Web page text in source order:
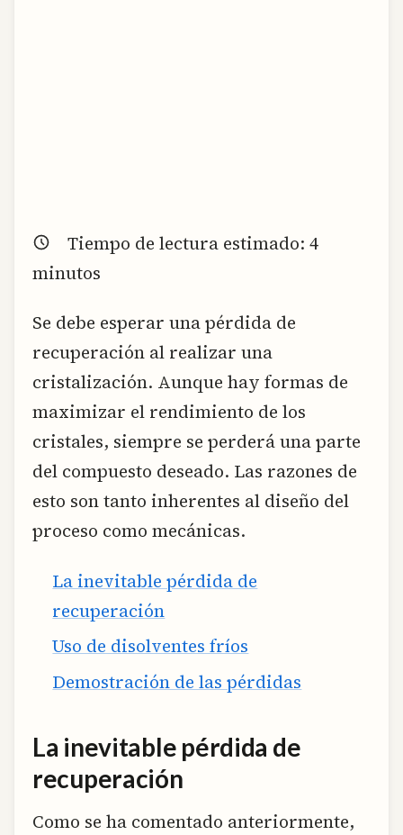
Tiempo de lectura estimado: 4
minutos
Se debe esperar una pérdida de
recuperación al realizar una
cristalización. Aunque hay formas de
maximizar el rendimiento de los
cristales, siempre se perderá una parte
del compuesto deseado. Las razones de
esto son tanto inherentes al diseño del
proceso como mecánicas.
La inevitable pérdida de
recuperación
Uso de disolventes fríos
Demostración de las pérdidas
La inevitable pérdida de
recuperación
Como se ha comentado anteriormente,